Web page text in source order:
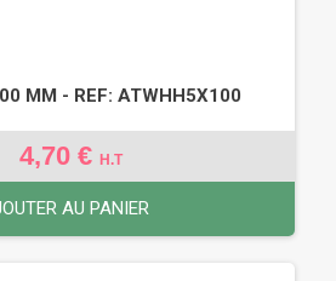
MM - REF: ATWHH5X100
4,70 € H.T
AU PANIER